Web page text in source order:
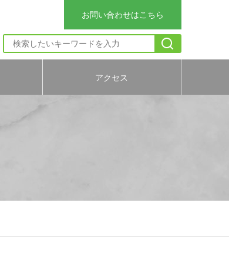
お問い合わせはこちら
アクセス